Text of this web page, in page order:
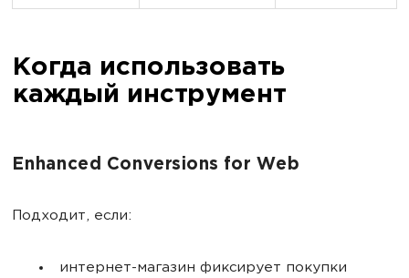
Когда использовать
каждый инструмент
Enhanced Conversions for Web
Подходит, если:
интернет-магазин фиксирует покупки